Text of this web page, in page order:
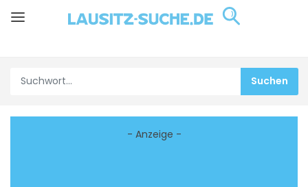
- Anzeige -